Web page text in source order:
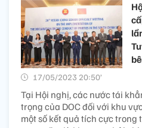
17/05/2023 20:50’
Tại Hội nghị, các nước tái
trọng của DOC đối với khu
một số kết quả tích cực trong